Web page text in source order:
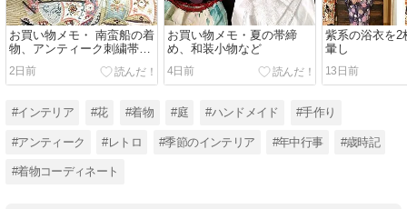
お買い物メモ・ 南蛮船の着
物、アンティーク刺繍帯な
2日前
お買い物メモ・夏の帯締
め、和装小物など
4日前
紫系の浴衣を2
暈し
13日前
#インテリア #花 #着物 #庭 #ハンドメイド #手作り
#アンティーク #レトロ #季節のインテリア #年中行事 #歳時記
#着物コーディネート